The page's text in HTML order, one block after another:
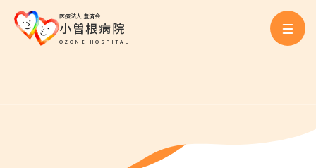
医療法人 豊済会
小曽根病院
OZONE HOSPITAL